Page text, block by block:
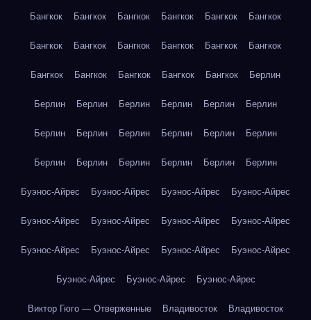
Бангкок Бангкок Бангкок Бангкок Бангкок Бангкок
Бангкок Бангкок Бангкок Бангкок Бангкок Бангкок
Бангкок Бангкок Бангкок Бангкок Бангкок Берлин
Берлин Берлин Берлин Берлин Берлин Берлин
Берлин Берлин Берлин Берлин Берлин Берлин
Берлин Берлин Берлин Берлин Берлин Берлин
Буэнос-Айрес Буэнос-Айрес Буэнос-Айрес Буэнос-Айрес
Буэнос-Айрес Буэнос-Айрес Буэнос-Айрес Буэнос-Айрес
Буэнос-Айрес Буэнос-Айрес Буэнос-Айрес Буэнос-Айрес
Буэнос-Айрес Буэнос-Айрес Буэнос-Айрес
Виктор Гюго — Отверженные Владивосток Владивосток